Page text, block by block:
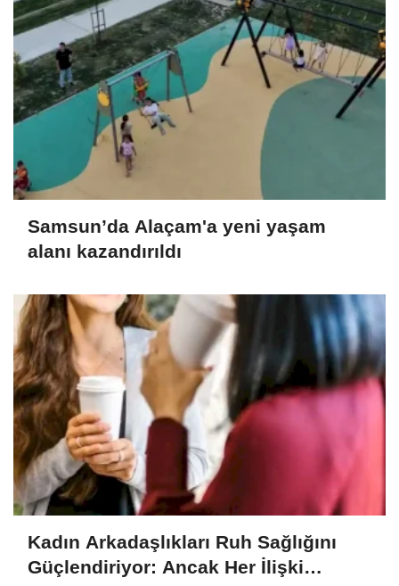
Samsun’da Alaçam'a yeni yaşam
alanı kazandırıldı
Kadın Arkadaşlıkları Ruh Sağlığını
Güçlendiriyor: Ancak Her İlişki